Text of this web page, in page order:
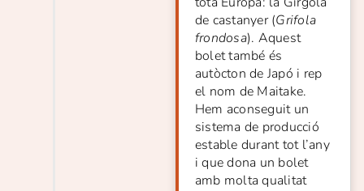
de castanyer (Grifola
frondosa). Aquest
bolet també és
autòcton de Japó i rep
el nom de Maitake.
Hem aconseguit un
sistema de producció
estable durant tot l’any
i que dona un bolet
amb molta qualitat